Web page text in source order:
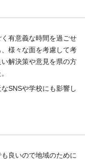
有意義な時間を過ごせ
様々な面を考慮して考
解決策や意見を県の方
SNSや学校にも影響し
良いので地域のために